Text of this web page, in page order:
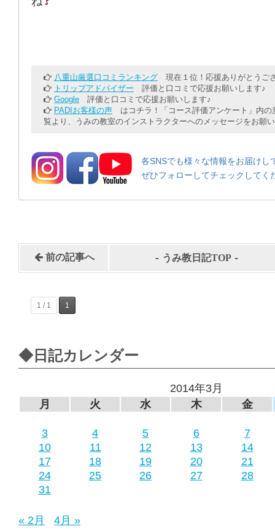
八重山厳選口コミランキング 現在１位！応援ありがとうご
トリップアドバイザー 評価と口コミで応援お願いします♪
Google 評価と口コミで応援お願いします♪
PADIお客様の声 はコチラ！「コース評価アンケート」内の
覧より、うみの教室のインストラクターへのメッセージをお願
各SNSでも様々な情報をお届けし
ぜひフォローしてチェックしてく
前の記事へ - うみ教日記TOP -
1 / 1 1
◆日記カレンダー
2014年3月
月
火 水 木 金
3 4 5 6
7
10
11 12 13
14
17
18 19 20
21
24
25 26 27
28
31
« 2月 4月 »